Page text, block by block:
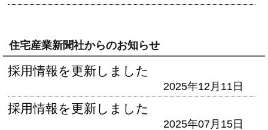
住宅産業新聞社からのお知らせ
採用情報を更新しました
2025年12月11日
採用情報を更新しました
2025年07月15日